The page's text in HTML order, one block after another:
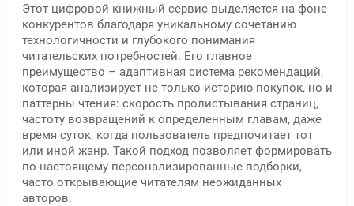
Этот цифровой книжный сервис выделяется на фоне
конкурентов благодаря уникальному сочетанию
технологичности и глубокого понимания
читательских потребностей. Его главное
преимущество – адаптивная система рекомендаций,
которая анализирует не только историю покупок, но и
паттерны чтения: скорость пролистывания страниц,
частоту возвращений к определенным главам, даже
время суток, когда пользователь предпочитает тот
или иной жанр. Такой подход позволяет формировать
по-настоящему персонализированные подборки,
часто открывающие читателям неожиданных
авторов.